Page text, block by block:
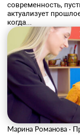
современность,
актуализует
когда...
Марина Романова ·